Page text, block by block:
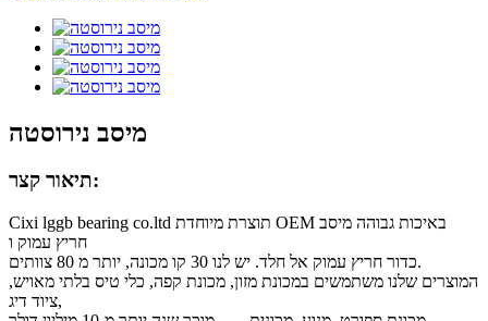
מיסב נירוסטה
תיאור קצר:
Cixi lggb bearing co.ltd תוצרת מיוחדת OEM באיכות גבוהה מיסב
חריץ עמוק ו
כדור חריץ עמוק אל חלד. יש לנו 30 קו מכונה, יותר מ 80 צוותים.
המוצרים שלנו משתמשים במכונת מזון, מכונת קפה, כלי טיס בלתי מאויש,
ציוד דיג,